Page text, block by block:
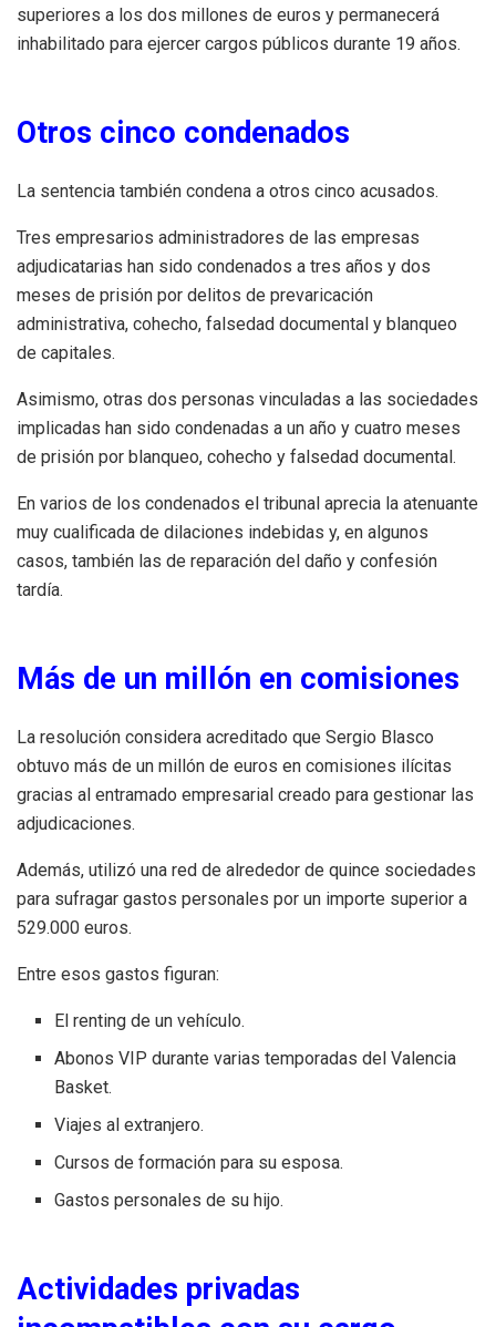
superiores a los dos millones de euros y permanecerá
inhabilitado para ejercer cargos públicos durante 19 años.
Otros cinco condenados
La sentencia también condena a otros cinco acusados.
Tres empresarios administradores de las empresas
adjudicatarias han sido condenados a tres años y dos
meses de prisión por delitos de prevaricación
administrativa, cohecho, falsedad documental y blanqueo
de capitales.
Asimismo, otras dos personas vinculadas a las sociedades
implicadas han sido condenadas a un año y cuatro meses
de prisión por blanqueo, cohecho y falsedad documental.
En varios de los condenados el tribunal aprecia la atenuante
muy cualificada de dilaciones indebidas y, en algunos
casos, también las de reparación del daño y confesión
tardía.
Más de un millón en comisiones
La resolución considera acreditado que Sergio Blasco
obtuvo más de un millón de euros en comisiones ilícitas
gracias al entramado empresarial creado para gestionar las
adjudicaciones.
Además, utilizó una red de alrededor de quince sociedades
para sufragar gastos personales por un importe superior a
529.000 euros.
Entre esos gastos figuran:
El renting de un vehículo.
Abonos VIP durante varias temporadas del Valencia
Basket.
Viajes al extranjero.
Cursos de formación para su esposa.
Gastos personales de su hijo.
Actividades privadas